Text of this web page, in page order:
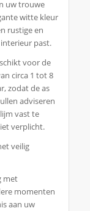
uw trouwe
witte kleur
rustige en
past.
voor de
circa 1 tot 8
zodat de as
adviseren
vast te
verplicht.
veilig
met
momenten
aan uw